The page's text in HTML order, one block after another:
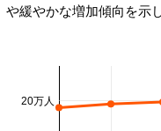
や緩やかな増加傾向を示
20万人